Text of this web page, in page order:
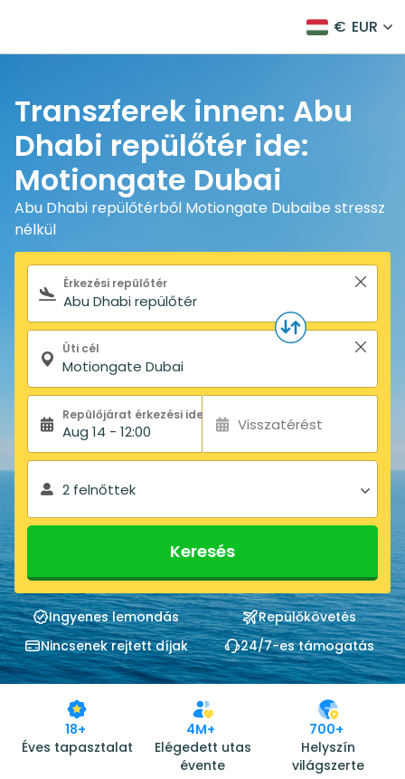
€ EUR
Transzferek innen: Abu
Dhabi repülőtér ide:
Motiongate Dubai
Abu Dhabi repülőtérből Motiongate Dubaibe stressz
nélkül
Keresőűrlap
Érkezési repülőtér
Úti cél
Aug 14 - 12:00 Visszatérést
2 felnőttek
Keresés
Ingyenes lemondás
Repülőkövetés
Nincsenek rejtett díjak
24/7-es támogatás
18+
Éves tapasztalat
4M+
Elégedett utas
évente
700+
Helyszín
világszerte